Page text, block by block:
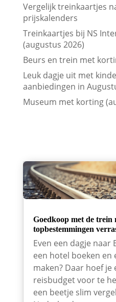
Vergelijk treinkaartjes
prijskalenders
Treinkaartjes bij NS
(augustus 2026)
Beurs en trein met
Leuk dagje uit met
aanbiedingen in
Museum met korting
Goedkoop met de trein
topbestemmingen
Even een dagje naar
een hotel boeken en
maken? Daar hoef
reisbudget voor te
een beetje slim